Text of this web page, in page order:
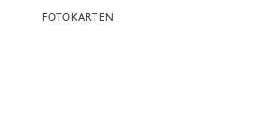
FOTOKARTEN